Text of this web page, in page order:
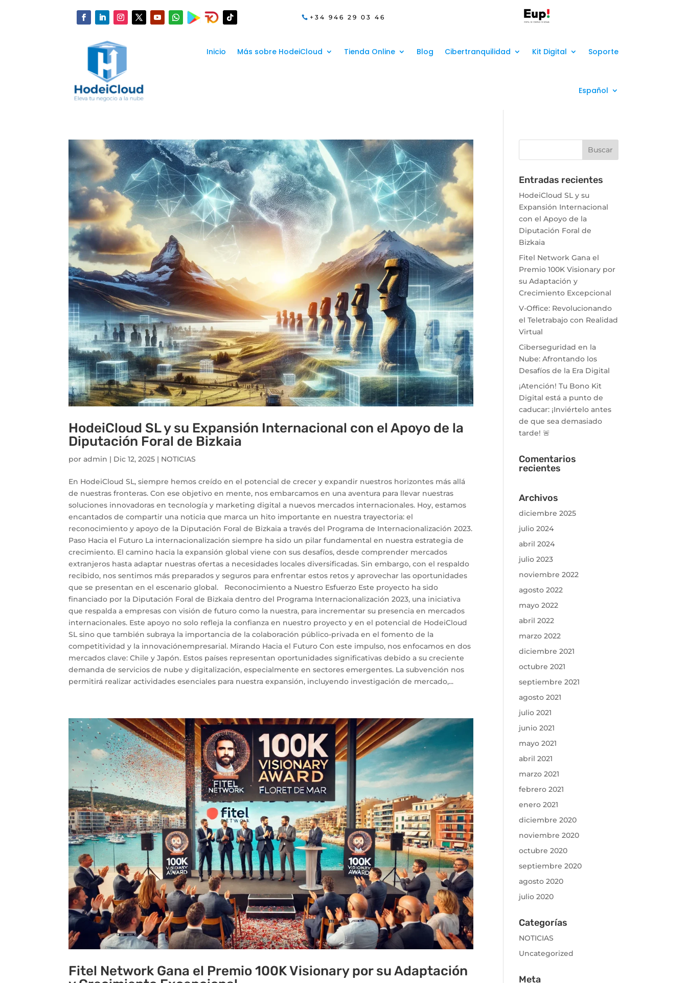
+34 946 29 03 46
Inicio Más sobre HodeiCloud Tienda Online Blog Cibertranquilidad Kit Digital Soporte
Español
HodeiCloud SL y su Expansión Internacional con el Apoyo de la
Diputación Foral de Bizkaia
poradmin | Dic 12, 2025 | NOTICIAS
En HodeiCloud SL, siempre hemos creído en el potencial de crecer y expandir nuestros horizontes más allá
de nuestras fronteras. Con ese objetivo en mente, nos embarcamos en una aventura para llevar nuestras
soluciones innovadoras en tecnología y marketing digital a nuevos mercados internacionales. Hoy, estamos
encantados de compartir una noticia que marca un hito importante en nuestra trayectoria: el
reconocimiento y apoyo de la Diputación Foral de Bizkaia a través del Programa de Internacionalización 2023.
Paso Hacia el Futuro La internacionalización siempre ha sido un pilar fundamental en nuestra estrategia de
crecimiento. El camino hacia la expansión global viene con sus desafíos, desde comprender mercados
extranjeros hasta adaptar nuestras ofertas a necesidades locales diversificadas. Sin embargo, con el respaldo
recibido, nos sentimos más preparados y seguros para enfrentar estos retos y aprovechar las oportunidades
que se presentan en el escenario global. Reconocimiento a Nuestro Esfuerzo Este proyecto ha sido
financiado por la Diputación Foral de Bizkaia dentro del Programa Internacionalización 2023, una iniciativa
que respalda a empresas con visión de futuro como la nuestra, para incrementar su presencia en mercados
internacionales. Este apoyo no solo refleja la confianza en nuestro proyecto y en el potencial de HodeiCloud
SL sino que también subraya la importancia de la colaboración público-privada en el fomento de la
competitividad y la innovaciónempresarial. Mirando Hacia el Futuro Con este impulso, nos enfocamos en dos
mercados clave: Chile y Japón. Estos países representan oportunidades significativas debido a su creciente
demanda de servicios de nube y digitalización, especialmente en sectores emergentes. La subvención nos
permitirá realizar actividades esenciales para nuestra expansión, incluyendo investigación de mercado,...
Fitel Network Gana el Premio 100K Visionary por su Adaptación
Entradas recientes
HodeiCloud SL y su
Expansión Internacional
con el Apoyo de la
Diputación Foral de
Bizkaia
Fitel Network Gana el
Premio 100K Visionary por
su Adaptación y
Crecimiento Excepcional
V-Office: Revolucionando
el Teletrabajo con Realidad
Virtual
Ciberseguridad en la
Nube: Afrontando los
Desafíos de la Era Digital
¡Atención! Tu Bono Kit
Digital está a punto de
caducar: ¡Inviértelo antes
de que sea demasiado
tarde! 🚨
Comentarios
recientes
Archivos
diciembre 2025
julio 2024
abril 2024
julio 2023
noviembre 2022
agosto 2022
mayo 2022
abril 2022
marzo 2022
diciembre 2021
octubre 2021
septiembre 2021
agosto 2021
julio 2021
junio 2021
mayo 2021
abril 2021
marzo 2021
febrero 2021
enero 2021
diciembre 2020
noviembre 2020
octubre 2020
septiembre 2020
agosto 2020
julio 2020
Categorías
NOTICIAS
Uncategorized
Meta